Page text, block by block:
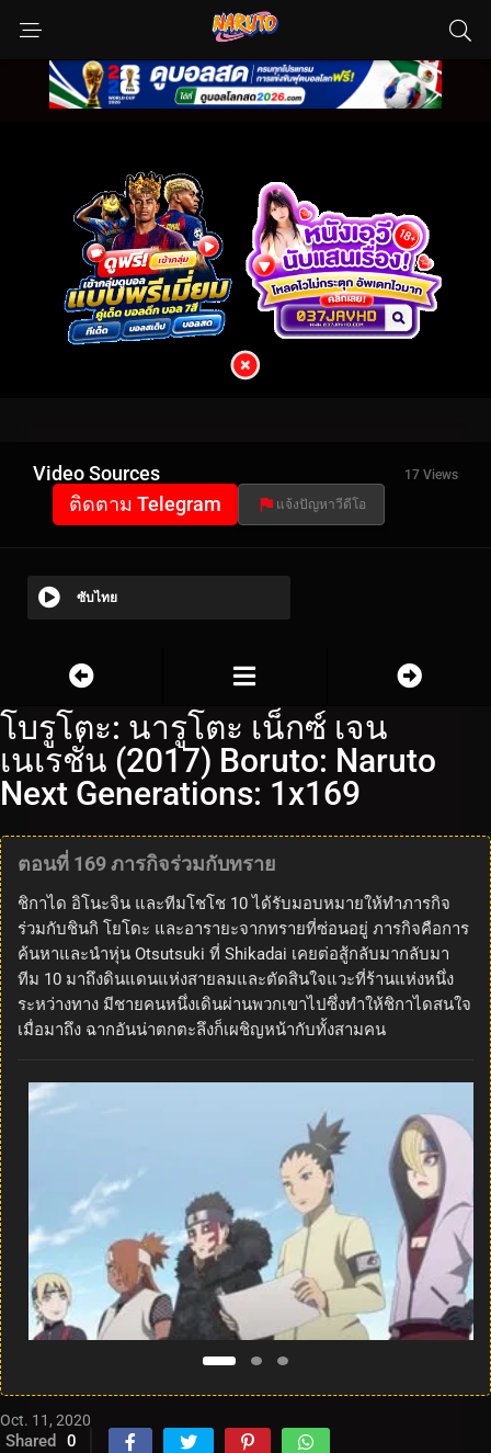
Video Sources 17 Views
ติดตาม Telegram แจ้งปัญหาวีดีโอ
ซับไทย
โบรูโตะ: นารูโตะ เน็กซ์ เจน
เนเรชั่น (2017) Boruto: Naruto
Next Generations: 1x169
ตอนที่ 169 ภารกิจร่วมกับทราย
ชิกาได อิโนะจิน และทีมโชโช 10 ได้รับมอบหมายให้ทำภารกิจ
ร่วมกับชินกิ โยโดะ และอารายะจากทรายที่ซ่อนอยู่ ภารกิจคือการ
ค้นหาและนำหุ่น Otsutsuki ที่ Shikadai เคยต่อสู้กลับมากลับมา
ทีม 10 มาถึงดินแดนแห่งสายลมและตัดสินใจแวะที่ร้านแห่งหนึ่ง
ระหว่างทาง มีชายคนหนึ่งเดินผ่านพวกเขาไปซึ่งทำให้ชิกาไดสนใจ
เมื่อมาถึง ฉากอันน่าตกตะลึงก็เผชิญหน้ากับทั้งสามคน
Oct. 11, 2020
Shared 0